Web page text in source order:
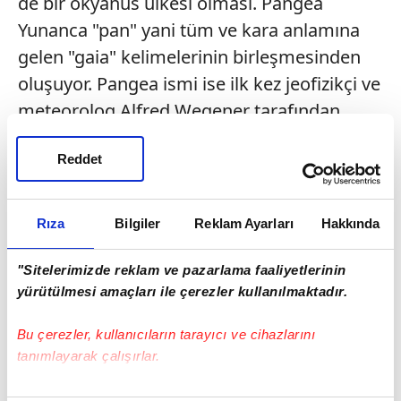
Rıza Bilgiler Reklam Ayarları Hakkında
"Sitelerimizde reklam ve pazarlama faaliyetlerinin
yürütülmesi amaçları ile çerezler kullanılmaktadır.
Bu çerezler, kullanıcıların tarayıcı ve cihazlarını
tanımlayarak çalışırlar.
Reddet
Yunanca "pan" yani tüm ve kara anlamına
gelen "gaia" kelimelerinin birleşmesinden
oluşuyor. Pangea ismi ise ilk kez jeofizikçi ve
meteorolog Alfred Wegener tarafından
kullanılmıştı. 1906-1930 arasında Grönland
üzerinde 4 araştırma gerçekleştiren
Wegener, Güney Amerika'nın doğu sahilleri
ile Güney Afrika'nın batı sahilinin yapboz
gibi tamamlandığını fark etmişti. Bilim
insanı 1912'de "kıtaların daha önce bir
bütün olduğu ve birbirinden ayrıldığı" tezini
ortaya atmıştı.
Bilim insanı bu kıtalara Pangea adını
vermişti. Ancak yaşadığı dönem boyunca